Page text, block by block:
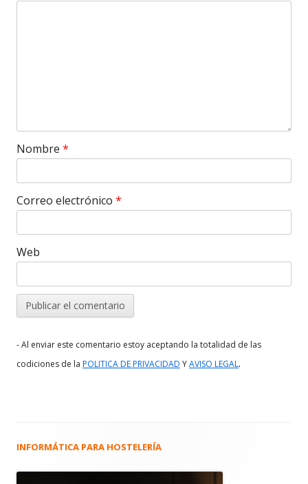
Nombre *
Correo electrónico *
Web
- Al enviar este comentario estoy aceptando la totalidad de las
codiciones de la POLITICA DE PRIVACIDAD YAVISO LEGAL.
Barra
INFORMÁTICA PARA HOSTELERÍA